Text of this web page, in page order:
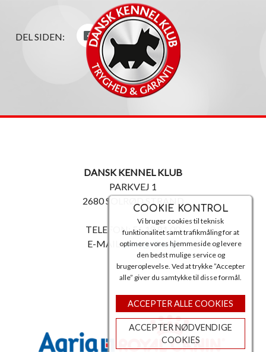
COOKIE KONTROL
Vi bruger cookies til teknisk
funktionalitet samt trafikmåling for at
optimere vores hjemmeside og levere
den bedst mulige service og
brugeroplevelse. Ved at trykke ”Accepter
alle” giver du samtykke til disse formål.
ACCEPTER ALLE COOKIES
ACCEPTER NØDVENDIGE
COOKIES
DEL SIDEN:
DANSK KENNEL KLUB
PARKVEJ 1
2680 SOLRØD STRAND
TELEFON: 56 18 81 00
E-MAIL:post@dkk.dk